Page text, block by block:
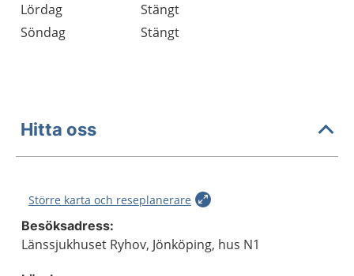
Lördag
Stängt
Söndag
Stängt
Hitta oss
Större karta och reseplanerare
Besöksadress:
Länssjukhuset Ryhov, Jönköping, hus N1